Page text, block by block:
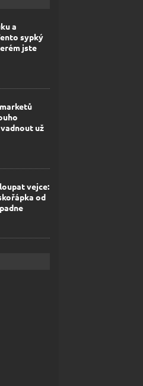
a
sypký
jste
už
vejce:
od